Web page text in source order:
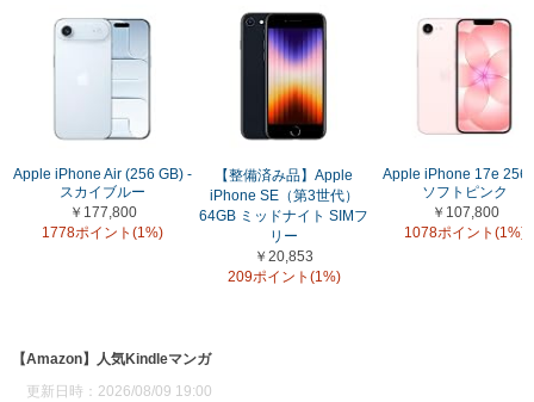
Apple iPhone Air (256 GB) -
スカイブルー
￥177,800
1778ポイント(1%)
【整備済み品】Apple
iPhone SE（第3世代）
64GB ミッドナイト SIMフ
リー
￥20,853
209ポイント(1%)
Apple iPhone 17e
ソフトピンク
￥107,800
1078ポイント(1%)
【Amazon】人気Kindleマンガ
更新日時：2026/08/09 19:00